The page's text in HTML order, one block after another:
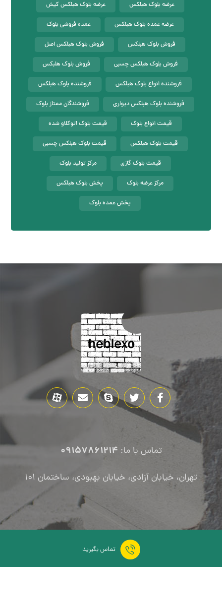
عرضه بلوک هبلکس عرضه بلوک هبلکس کیش
عرضه عمده بلوک هبلکس عمده فروشی بلوک
فروش بلوک هبلکس فروش بلوک هبلکس اصل
فروش بلوک هبلکس چسبی فروش بلوک هلبکس
فروشنده انواع بلوک هبلکس فروشنده بلوک هبلکس
فروشنده بلوک هبلکس دیواری فروشندگان ممتاز بلوک
قیمت انواع بلوک قیمت بلوک اتوکلاو شده
قیمت بلوک هبلکس قیمت بلوک هبلکس چسبی
قیمت بلوک گازی مرکز تولید بلوک
مرکز عرضه بلوک پخش بلوک هبلکس
پخش عمده بلوک
تماس با ما: 09157861214
تهران، خیابان آزادی، خیابان بهبودی، ساختمان ۱۰۱
تمام حقوق این سایت برای هلبکسو محفوظ می باشد.
تماس بگیرید